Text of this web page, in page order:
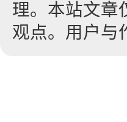
理。本站文章
观点。用户与